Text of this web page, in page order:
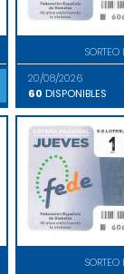
SORTEO
20/08/2026
60 DISPONIBLES
SORTEO